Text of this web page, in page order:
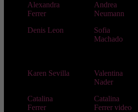
Alexandra
Ferrer
Andrea
Neumann
Denis Leon
Sofia
Machado
Karen Sevilla
Valentina
Nader
Catalina
Ferrer
Catalina
Ferrer video